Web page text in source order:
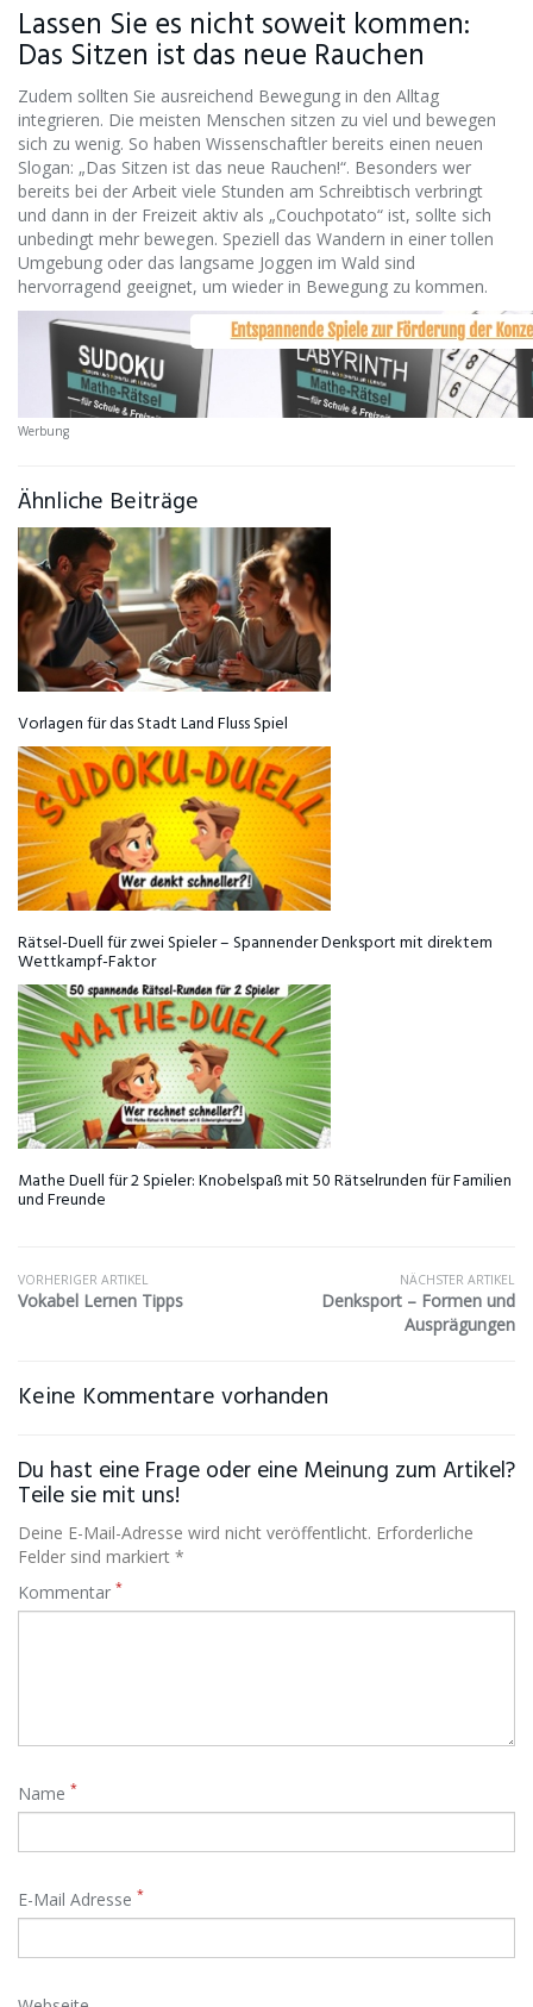
Lassen Sie es nicht soweit kommen:
Das Sitzen ist das neue Rauchen
Zudem sollten Sie ausreichend Bewegung in den Alltag
integrieren. Die meisten Menschen sitzen zu viel und bewegen
sich zu wenig. So haben Wissenschaftler bereits einen neuen
Slogan: „Das Sitzen ist das neue Rauchen!“. Besonders wer
bereits bei der Arbeit viele Stunden am Schreibtisch verbringt
und dann in der Freizeit aktiv als „Couchpotato“ ist, sollte sich
unbedingt mehr bewegen. Speziell das Wandern in einer tollen
Umgebung oder das langsame Joggen im Wald sind
hervorragend geeignet, um wieder in Bewegung zu kommen.
Werbung
Ähnliche Beiträge
Vorlagen für das Stadt Land Fluss Spiel
Rätsel-Duell für zwei Spieler – Spannender Denksport mit direktem
Wettkampf-Faktor
Mathe Duell für 2 Spieler: Knobelspaß mit 50 Rätselrunden für Familien
und Freunde
VORHERIGER ARTIKEL
Vokabel Lernen Tipps
NÄCHSTER ARTIKEL
Denksport – Formen und
Ausprägungen
Keine Kommentare vorhanden
Du hast eine Frage oder eine Meinung zum Artikel?
Teile sie mit uns!
Deine E-Mail-Adresse wird nicht veröffentlicht. Erforderliche
Felder sind markiert *
Kommentar *
Name *
E-Mail Adresse *